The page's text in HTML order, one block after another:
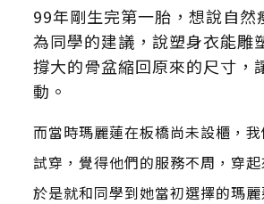
99年剛生完第一胎，想說自然
為同學的建議，說塑身衣能雕
撐大的骨盆縮回原來的尺寸，
動。
而當時瑪麗蓮在板橋尚未設櫃，
試穿，覺得他們的服務不周，穿起
於是就和同學到她當初選擇的瑪麗